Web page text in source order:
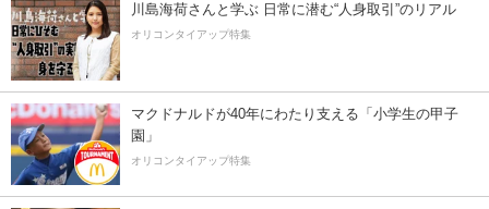
川島海荷さんと学ぶ 日常に潜む“人身取引”のリアル
オリコンタイアップ特集
マクドナルドが40年にわたり支える「小学生の甲子
園」
オリコンタイアップ特集